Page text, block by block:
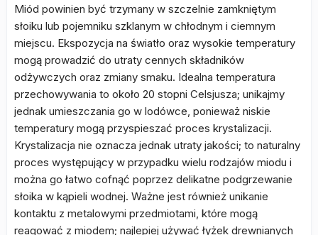
Miód powinien być trzymany w szczelnie zamkniętym
słoiku lub pojemniku szklanym w chłodnym i ciemnym
miejscu. Ekspozycja na światło oraz wysokie temperatury
mogą prowadzić do utraty cennych składników
odżywczych oraz zmiany smaku. Idealna temperatura
przechowywania to około 20 stopni Celsjusza; unikajmy
jednak umieszczania go w lodówce, ponieważ niskie
temperatury mogą przyspieszać proces krystalizacji.
Krystalizacja nie oznacza jednak utraty jakości; to naturalny
proces występujący w przypadku wielu rodzajów miodu i
można go łatwo cofnąć poprzez delikatne podgrzewanie
słoika w kąpieli wodnej. Ważne jest również unikanie
kontaktu z metalowymi przedmiotami, które mogą
reagować z miodem; najlepiej używać łyżek drewnianych